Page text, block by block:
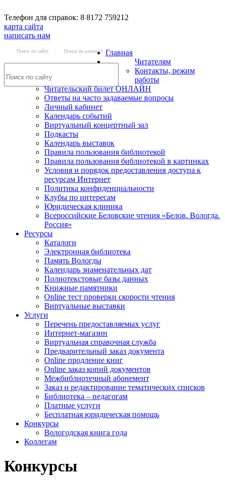
Телефон для справок: 8 8172 759212
карта сайта
написать нам
Поиск по сайту Поиск по каталогу Главная
Читателям
Контакты, режим
работы
Читательский билет ОНЛАЙН
Ответы на часто задаваемые вопросы
Личный кабинет
Календарь событий
Виртуальный концертный зал
Подкасты
Календарь выставок
Правила пользования библиотекой
Правила пользования библиотекой в картинках
Условия и порядок предоставления доступа к
ресурсам Интернет
Политика конфиденциальности
Клубы по интересам
Юридическая клиника
Всероссийские Беловские чтения «Белов. Вологда.
Россия»
Ресурсы
Каталоги
Электронная библиотека
Память Вологды
Календарь знаменательных дат
Полнотекстовые базы данных
Книжные памятники
Online тест проверки скорости чтения
Виртуальные выставки
Услуги
Перечень предоставляемых услуг
Интернет-магазин
Виртуальная справочная служба
Предварительный заказ документа
Online продление книг
Online заказ копий документов
Межбиблиотечный абонемент
Заказ и редактирование тематических списков
Библиотека – педагогам
Платные услуги
Бесплатная юридическая помощь
Конкурсы
Вологодская книга года
Коллегам
Конкурсы